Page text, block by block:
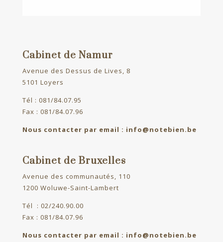
Cabinet de Namur
Avenue des Dessus de Lives, 8
5101 Loyers
Tél : 081/84.07.95
Fax : 081/84.07.96
Nous contacter par email : info@notebien.be
Cabinet de Bruxelles
Avenue des communautés, 110
1200 Woluwe-Saint-Lambert
Tél : 02/240.90.00
Fax : 081/84.07.96
Nous contacter par email : info@notebien.be